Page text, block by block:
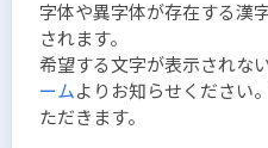
字体や異字体が存在する漢
されます。
希望する文字が表示されな
ームよりお知らせください
ただきます。